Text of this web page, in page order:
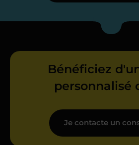
Bénéficiez
personnalisé
Je contacte un